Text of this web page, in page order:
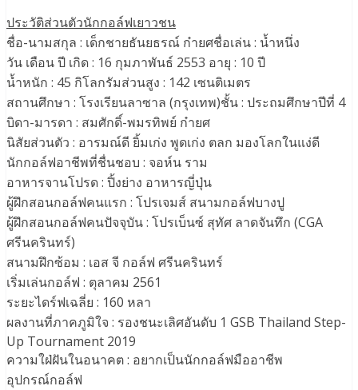
ประวัติส่วนตัวนักกอล์ฟเยาวชน
ชื่อ-นามสกุล : เด็กชายธันยธรณ์ ก๋ายศชื่อเล่น : น้ำหนึ่ง
วัน เดือน ปี เกิด : 16 กุมภาพันธ์ 2553 อายุ : 10 ปี
น้ำหนัก : 45 กิโลกรัมส่วนสูง : 142 เซนติเมตร
สถานศึกษา : โรงเรียนลาซาล (กรุงเทพ)ชั้น : ประถมศึกษาปีที่ 4
บิดา-มารดา : สมศักดิ์-พมรทิพย์ ก๋ายศ
นิสัยส่วนตัว : อารมณ์ดี ยิ้มเก่ง พูดเก่ง ตลก มองโลกในแง่ดี
นักกอล์ฟอาชีพที่ชื่นชอบ : จอห์น ราม
อาหารจานโปรด : ปิ้งย่าง อาหารญี่ปุ่น
ผู้ฝึกสอนกอล์ฟคนแรก : โปรเจมส์ สนามกอล์ฟบางปู
ผู้ฝึกสอนกอล์ฟคนปัจจุบัน : โปรเบ็นซ์ สุทัศ ลาดจันทึก (CGA
ศรีนครินทร์)
สนามฝึกซ้อม : เอส จี กอล์ฟ ศรีนครินทร์
เริ่มเล่นกอล์ฟ : ตุลาคม 2561
ระยะไดร์ฟเฉลี่ย : 160 หลา
ผลงานที่ภาคภูมิใจ : รองชนะเลิศอันดับ 1 GSB Thailand Step-
Up Tournament 2019
ความใฝ่ฝันในอนาคต : อยากเป็นนักกอล์ฟมืออาชีพ
อุปกรณ์กอล์ฟ